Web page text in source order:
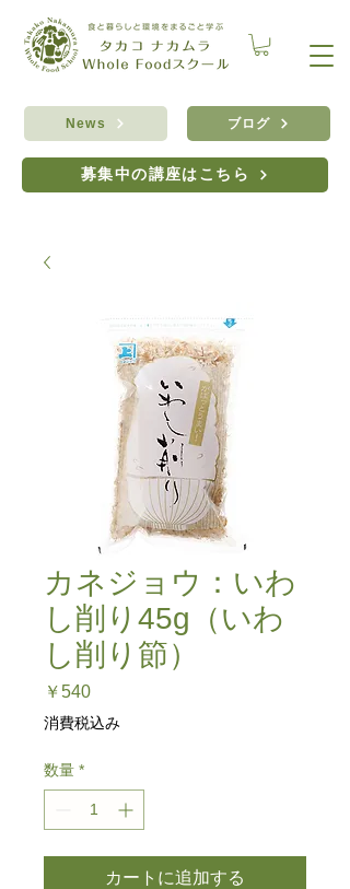
News
募集中の講座はこちら
ブログ
カネジョウ：いわ
し削り45g（いわ
し削り節）
￥540価
格
消費税込み
数量 *
カートに追加する